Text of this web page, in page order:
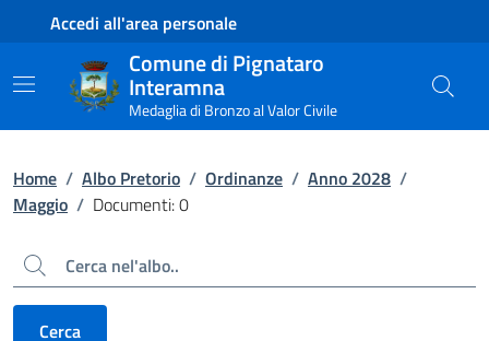
Contenuto principale
Piede di paginaAccedi all'area personale
Comune di Pignataro
Interamna
Medaglia di Bronzo al Valor Civile
Home / Albo Pretorio / Ordinanze / Anno 2028 /
Maggio / Documenti: 0
Cerca
Cerca